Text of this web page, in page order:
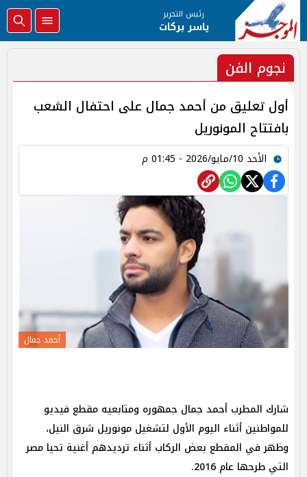
رئيس التحرير
ياسر بركات
نجوم الفن
أول تعليق من أحمد جمال على احتفال الشعب
بافتتاح المونوريل
الأحد 10/مايو/2026 - 01:45 م
أحمد جمال
شارك المطرب أحمد جمال جمهوره ومتابعيه مقطع فيديو
للمواطنين أثناء اليوم الأول لتشغيل مونوريل شرق النيل،
وظهر في المقطع بعض الركاب أثناء ترديدهم أغنية تحيا مصر
التي طرحها عام 2016.